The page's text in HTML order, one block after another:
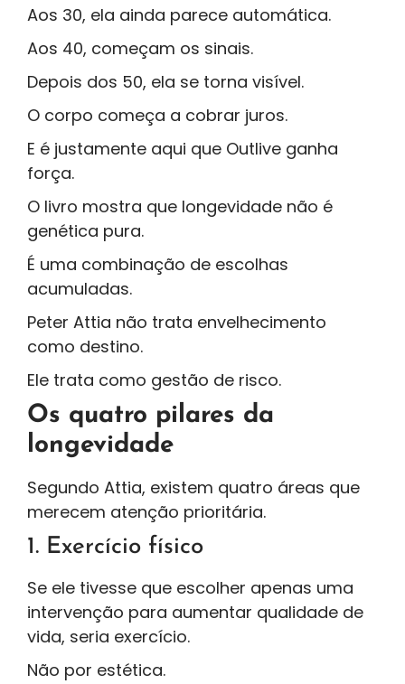
Aos 30, ela ainda parece automática.
Aos 40, começam os sinais.
Depois dos 50, ela se torna visível.
O corpo começa a cobrar juros.
E é justamente aqui que Outlive ganha
força.
O livro mostra que longevidade não é
genética pura.
É uma combinação de escolhas
acumuladas.
Peter Attia não trata envelhecimento
como destino.
Ele trata como gestão de risco.
Os quatro pilares da
longevidade
Segundo Attia, existem quatro áreas que
merecem atenção prioritária.
1. Exercício físico
Se ele tivesse que escolher apenas uma
intervenção para aumentar qualidade de
vida, seria exercício.
Não por estética.